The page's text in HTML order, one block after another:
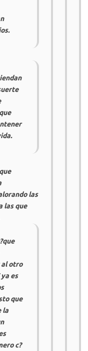
las
las que
al otro
ya es
que
la
c?